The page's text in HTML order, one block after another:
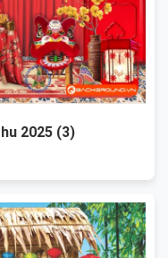
2025 (3)